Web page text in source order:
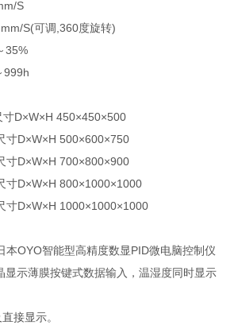
S
S(可调,360度旋转)
35%
999h
D×W×H 450×450×500
寸D×W×H 500×600×750
寸D×W×H 700×800×900
寸D×W×H 800×1000×1000
寸D×W×H 1000×1000×1000
本OYO智能型高精度数显PID微电脑控制仪
显示薄膜按键式数据输入，温湿度同时显示
接显示。